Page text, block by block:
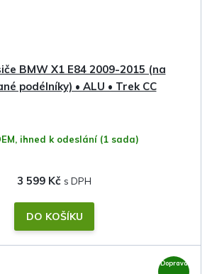
BMW X1 E84 2009-2015 (na
podélníky) • ALU • Trek CC
ihned k odeslání (1 sada)
3 599 Kč
DO KOŠÍKU
Doprava